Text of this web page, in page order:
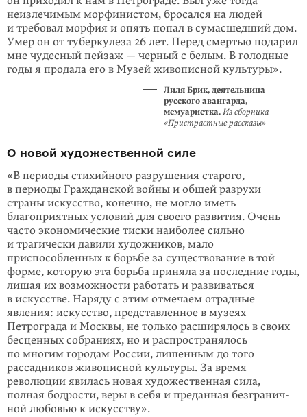
неизлечимым морфи­нис­том, бросался на людей
и требовал морфия и опять попал в сумасшедший дом.
Умер он от туберкулеза 26 лет. Перед смертью подарил
мне чудесный пей­заж — черный с белым. В голодные
годы я продала его в Музей живописной культуры».
Лиля Брик, деятельница
русского авангарда,
мемуаристка. Из сборника
«Пристрастные рассказы»
О новой художественной силе
«В периоды стихийного разрушения старого,
в периоды Гражданской войны и об­щей разрухи
страны искусство, конечно, не могло иметь
благоприятных условий для своего развития. Очень
часто экономические тиски наиболее сильно
и трагически давили художников, мало
приспособленных к борьбе за существование в той
форме, которую эта борьба приняла за последние годы,
лишая их возможности работать и развиваться
в искусстве. Наряду с этим отмечаем отрадные
явления: искусство, представлен­ное в музеях
Петрограда и Москвы, не только расширялось в своих
бесценных собраниях, но и рас­про­странялось
по многим городам России, лишенным до того
рассадников живо­писной культуры. За время
революции явилась новая художественная сила,
полная бодрости, веры в себя и преданная безгра­нич­
ной любовью к искусству».